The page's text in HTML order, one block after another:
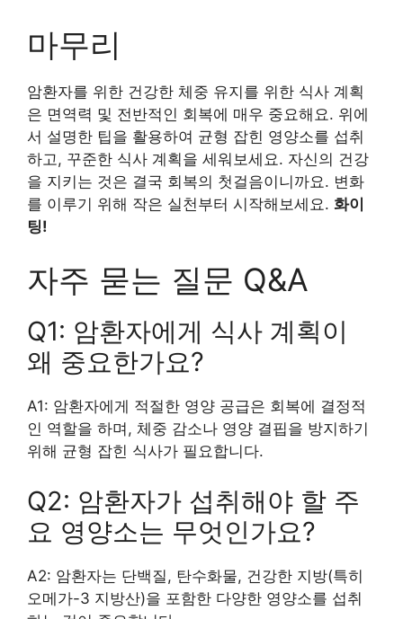
마무리
암환자를 위한 건강한 체중 유지를 위한 식사 계획
은 면역력 및 전반적인 회복에 매우 중요해요. 위에
서 설명한 팁을 활용하여 균형 잡힌 영양소를 섭취
하고, 꾸준한 식사 계획을 세워보세요. 자신의 건강
을 지키는 것은 결국 회복의 첫걸음이니까요. 변화
를 이루기 위해 작은 실천부터 시작해보세요. 화이
팅!
자주 묻는 질문 Q&A
Q1: 암환자에게 식사 계획이
왜 중요한가요?
A1: 암환자에게 적절한 영양 공급은 회복에 결정적
인 역할을 하며, 체중 감소나 영양 결핍을 방지하기
위해 균형 잡힌 식사가 필요합니다.
Q2: 암환자가 섭취해야 할 주
요 영양소는 무엇인가요?
A2: 암환자는 단백질, 탄수화물, 건강한 지방(특히
오메가-3 지방산)을 포함한 다양한 영양소를 섭취